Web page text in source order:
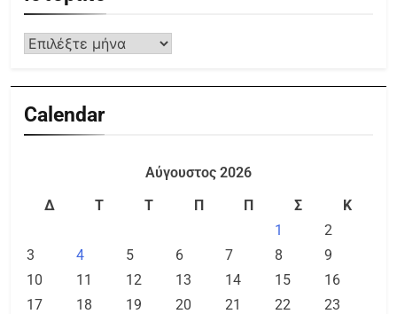
Calendar
Αύγουστος 2026
Δ
Τ Τ Π Π Σ
Κ
1
2
3
4 5 6 7 8
9
10
11 12 13 14 15
16
17
18 19 20 21 22
23